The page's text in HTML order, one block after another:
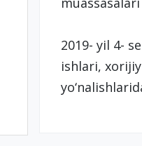
2019- yil 4-
ishlari,